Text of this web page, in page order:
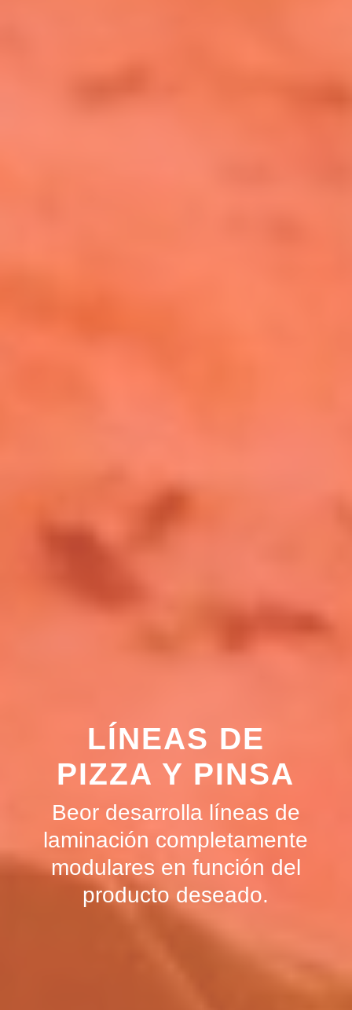
LÍNEAS DE
PIZZA Y PINSA
Beor desarrolla líneas de
laminación completamente
modulares en función del
producto deseado.